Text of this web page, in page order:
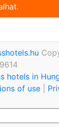
hotels in
of use